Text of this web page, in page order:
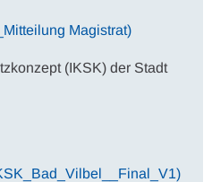
Magistrat)
(IKSK) der Stadt